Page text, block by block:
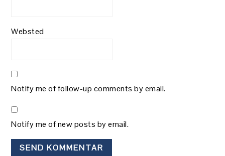
Websted
Notify me of follow-up comments by email.
Notify me of new posts by email.